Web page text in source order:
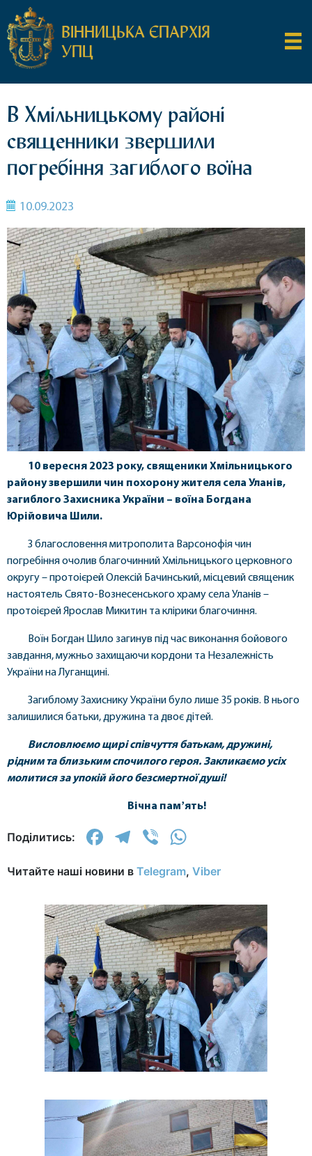
ВІННИЦЬКА ЄПАРХІЯ
УПЦ
В Хмільницькому районі
священники звершили
погребіння загиблого воїна
10.09.2023
10 вересня 2023 року, священики Хмільницького
району звершили чин похорону жителя села Уланів,
загиблого Захисника України – воїна Богдана
Юрійовича Шили.
З благословення митрополита Варсонофія чин
погребіння очолив благочинний Хмільницького церковного
округу – протоієрей Олексій Бачинський, місцевий священик
настоятель Свято-Вознесенського храму села Уланів –
протоієрей Ярослав Микитин та клірики благочиння.
Воїн Богдан Шило загинув під час виконання бойового
завдання, мужньо захищаючи кордони та Незалежність
України на Луганщині.
Загиблому Захиснику України було лише 35 років. В нього
залишилися батьки, дружина та двоє дітей.
Висловлюємо щирі співчуття батькам, дружині,
рідним та близьким спочилого героя. Закликаємо усіх
молитися за упокій його безсмертної душі!
Вічна памʼять!
Поділитись: Facebook
Telegram
Viber
Читайте наші новини в Telegram, Viber